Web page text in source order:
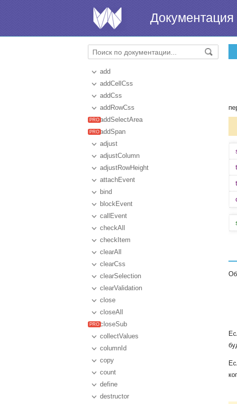
Документация
add
addCellCss
addCss
addRowCss
addSelectArea
addSpan
adjust
adjustColumn
adjustRowHeight
attachEvent
bind
blockEvent
callEvent
checkAll
checkItem
clearAll
clearCss
clearSelection
clearValidation
close
closeAll
closeSub
collectValues
columnId
copy
count
define
destructor